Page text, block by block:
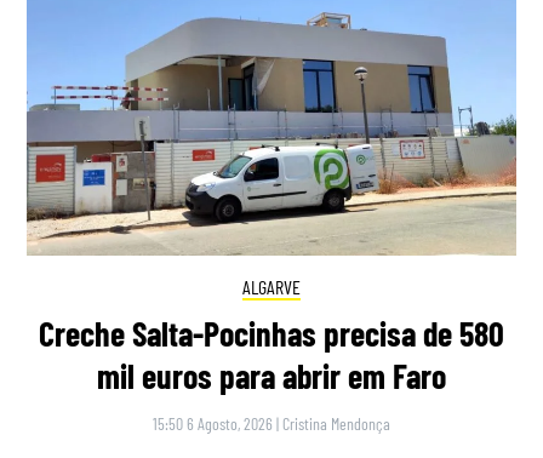
ALGARVE
Creche Salta-Pocinhas precisa de 580
mil euros para abrir em Faro
15:50 6 Agosto, 2026 | Cristina Mendonça